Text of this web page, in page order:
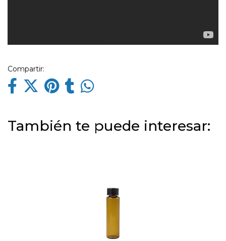
Compartir:
También te puede interesar: